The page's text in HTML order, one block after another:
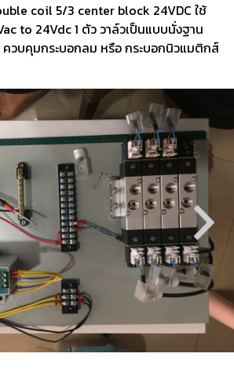
coil 5/3 center block 24VDC ใช้
to 24Vdc 1 ตัว วาล์วเป็นแบบนั่งฐาน
วบคุมกระบอกลม หรือ กระบอกนิวแมติกส์